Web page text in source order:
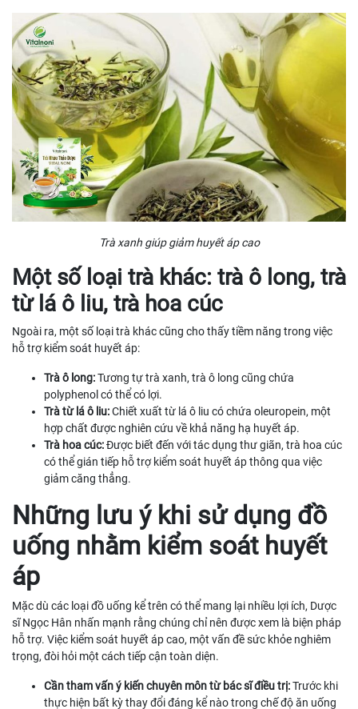
Trà xanh giúp giảm huyết áp cao
Một số loại trà khác: trà ô long, trà
từ lá ô liu, trà hoa cúc
Ngoài ra, một số loại trà khác cũng cho thấy tiềm năng trong việc
hỗ trợ kiểm soát huyết áp:
Trà ô long:Tương tự trà xanh, trà ô long cũng chứa
polyphenol có thể có lợi.
Trà từ lá ô liu:Chiết xuất từ lá ô liu có chứa oleuropein, một
hợp chất được nghiên cứu về khả năng hạ huyết áp.
Trà hoa cúc:Được biết đến với tác dụng thư giãn, trà hoa cúc
có thể gián tiếp hỗ trợ kiểm soát huyết áp thông qua việc
giảm căng thẳng.
Những lưu ý khi sử dụng đồ
uống nhằm kiểm soát huyết
áp
Mặc dù các loại đồ uống kể trên có thể mang lại nhiều lợi ích, Dược
sĩ Ngọc Hân nhấn mạnh rằng chúng chỉ nên được xem là biện pháp
hỗ trợ. Việc kiểm soát huyết áp cao, một vấn đề sức khỏe nghiêm
trọng, đòi hỏi một cách tiếp cận toàn diện.
Cần tham vấn ý kiến chuyên môn từ bác sĩ điều trị:Trước khi
thực hiện bất kỳ thay đổi đáng kể nào trong chế độ ăn uống